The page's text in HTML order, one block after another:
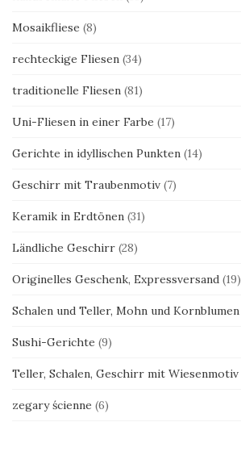
Mosaikfliese (8)
rechteckige Fliesen (34)
traditionelle Fliesen (81)
Uni-Fliesen in einer Farbe (17)
Gerichte in idyllischen Punkten (14)
Geschirr mit Traubenmotiv (7)
Keramik in Erdtönen (31)
Ländliche Geschirr (28)
Originelles Geschenk, Expressversand (19)
Schalen und Teller, Mohn und Kornblumen
Sushi-Gerichte (9)
Teller, Schalen, Geschirr mit Wiesenmotiv
zegary ścienne (6)